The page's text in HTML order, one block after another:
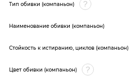
Тип обивки (компаньон)
Наименование обивки (компаньон)
Стойкость к истиранию, циклов (компаньон)
Цвет обивки (компаньон)